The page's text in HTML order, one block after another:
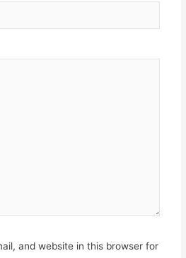
and website in this browser for